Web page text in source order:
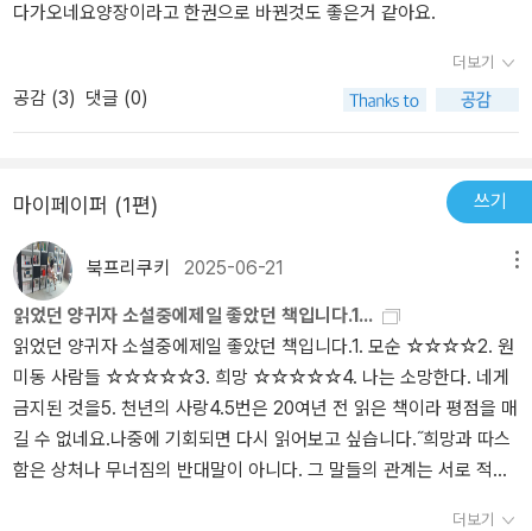
다가오네요양장이라고 한권으로 바꿘것도 좋은거 같아요.
더보기
공감 (3) 댓글 (0)
마이페이퍼 (1편) 쓰기
북프리쿠키 2025-06-21
읽었던 양귀자 소설중에제일 좋았던 책입니다.1...
읽었던 양귀자 소설중에제일 좋았던 책입니다.1. 모순 ☆☆☆☆2. 원
미동 사람들 ☆☆☆☆☆3. 희망 ☆☆☆☆☆4. 나는 소망한다. 네게
금지된 것을5. 천년의 사랑4.5번은 20여년 전 읽은 책이라 평점을 매
길 수 없네요.나중에 기회되면 다시 읽어보고 싶습니다.˝희망과 따스
함은 상처나 무너짐의 반대말이 아니다. 그 말들의 관계는 서로 적대
더보기